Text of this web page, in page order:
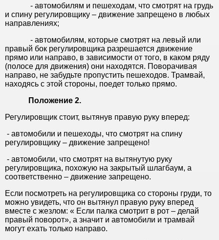
- автомобилям и пешеходам, что смотрят на грудь
и спину регулировщику – движение запрещено в любых
направлениях;
- автомобилям, которые смотрят на левый или
правый бок регулировщика разрешается движение
прямо или направо, в зависимости от того, в каком ряду
(полосе для движения) они находятся. Поворачивая
направо, не забудьте пропустить пешеходов. Трамвай,
находясь с этой стороны, поедет только прямо.
Положение 2.
Регулировщик стоит, вытянув правую руку вперед:
- автомобили и пешеходы, что смотрят на спину
регулировщику – движение запрещено!
- автомобили, что смотрят на вытянутую руку
регулировщика, похожую на закрытый шлагбаум, а
соответственно – движение запрещено.
Если посмотреть на регулировщика со стороны груди, то
можно увидеть, что он вытянул правую руку вперед
вместе с жезлом: « Если палка смотрит в рот – делай
правый поворот», а значит и автомобили и трамвай
могут ехать только направо.